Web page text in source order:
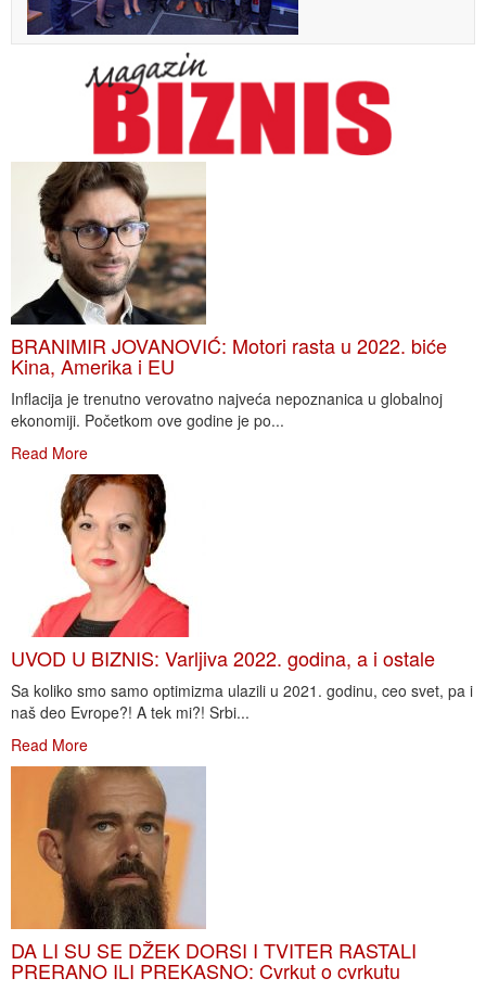
BRANIMIR JOVANOVIĆ: Motori rasta u 2022. biće
Kina, Amerika i EU
Inflacija je trenutno verovatno najveća nepoznanica u globalnoj
ekonomiji. Početkom ove godine je po...
Read More
UVOD U BIZNIS: Varljiva 2022. godina, a i ostale
Sa koliko smo samo optimizma ulazili u 2021. godinu, ceo svet, pa i
naš deo Evrope?! A tek mi?! Srbi...
Read More
DA LI SU SE DŽEK DORSI I TVITER RASTALI
PRERANO ILI PREKASNO: Cvrkut o cvrkutu